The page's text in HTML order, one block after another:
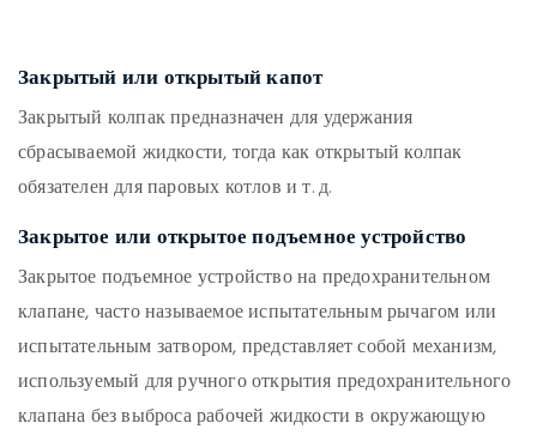
Закрытый или открытый капот
Закрытый колпак предназначен для удержания
сбрасываемой жидкости, тогда как открытый колпак
обязателен для паровых котлов и т. д.
Закрытое или открытое подъемное устройство
Закрытое подъемное устройство на предохранительном
клапане, часто называемое испытательным рычагом или
испытательным затвором, представляет собой механизм,
используемый для ручного открытия предохранительного
клапана без выброса рабочей жидкости в окружающую